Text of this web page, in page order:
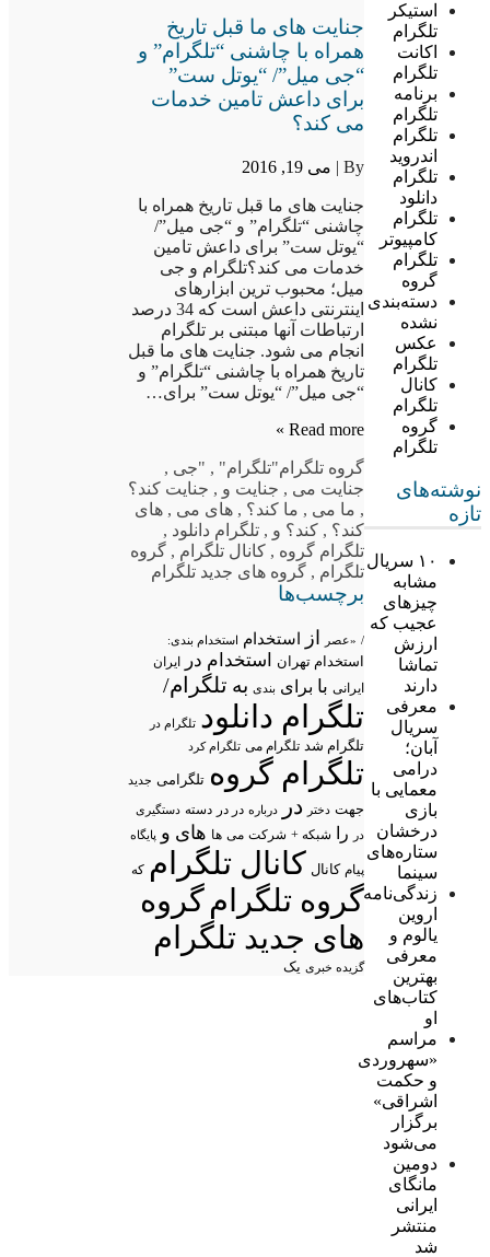
استیکر
تلگرام
اکانت
تلگرام
برنامه
تلگرام
تلگرام
اندروید
تلگرام
دانلود
تلگرام
کامپیوتر
تلگرام
گروه
دسته‌بندی
نشده
عکس
تلگرام
کانال
تلگرام
گروه
تلگرام
نوشته‌های
تازه
۱۰ سریال
مشابه
چیزهای
عجیب که
ارزش
تماشا
دارند
معرفی
سریال
آبان؛
درامی
معمایی با
بازی
درخشان
ستاره‌های
سینما
زندگی‌نامه
اروین
یالوم و
معرفی
بهترین
کتاب‌های
او
مراسم
«سهروردی
و حکمت
اشراقی»
برگزار
می‌شود
دومین
مانگای
ایرانی
منتشر
شد
جنایت های ما قبل تاریخ
همراه با چاشنی “تلگرام” و
“جی میل”/ “یوتل ست”
برای داعش تامین خدمات
می کند؟
By | می 19, 2016
جنایت های ما قبل تاریخ همراه با
چاشنی “تلگرام” و “جی میل”/
“یوتل ست” برای داعش تامین
خدمات می کند؟تلگرام و جی
میل؛ محبوب ترین ابزارهای
اینترنتی داعش است که 34 درصد
ارتباطات آنها مبتنی بر تلگرام
انجام می شود. جنایت های ما قبل
تاریخ همراه با چاشنی “تلگرام” و
“جی میل”/ “یوتل ست” برای…
Read more »
گروه تلگرام"تلگرام" , "جی ,
جنایت می , جنایت و , جنایت کند؟
, ما می , ما کند؟ , های می , های
کند؟ , کند؟ و , تلگرام دانلود ,
تلگرام گروه , کانال تلگرام , گروه
تلگرام , گروه های جدید تلگرام
برچسب‌ها
/ «عصر از استخدام استخدام بندی:
استخدام تهران استخدام در ایران
ایرانی با برای بندی به تلگرام/
تلگرام دانلود تلگرام در
تلگرام شد تلگرام می تلگرام کرد
تلگرام گروه تلگرامی جدید
جهت دختر در درباره در در دسته دستگیری
در
را شبکه + شرکت می ها های و پایگاه
پیام کانال کانال تلگرام که
گروه تلگرامگروه
های جدید تلگرام
گزیده خبری یک